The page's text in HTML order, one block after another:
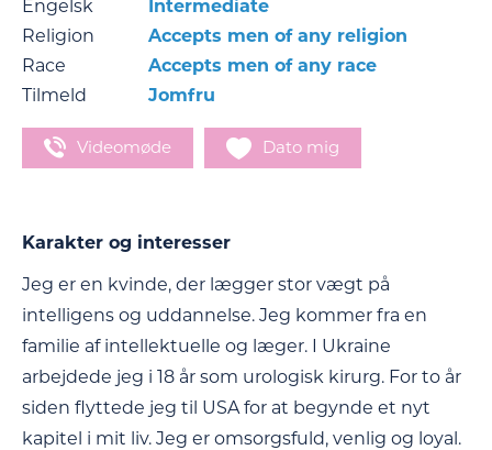
Engelsk
Intermediate
Religion
Accepts men of any religion
Race
Accepts men of any race
Tilmeld
Jomfru
Videomøde Dato mig
Karakter og interesser
Jeg er en kvinde, der lægger stor vægt på
intelligens og uddannelse. Jeg kommer fra en
familie af intellektuelle og læger. I Ukraine
arbejdede jeg i 18 år som urologisk kirurg. For to år
siden flyttede jeg til USA for at begynde et nyt
kapitel i mit liv. Jeg er omsorgsfuld, venlig og loyal.